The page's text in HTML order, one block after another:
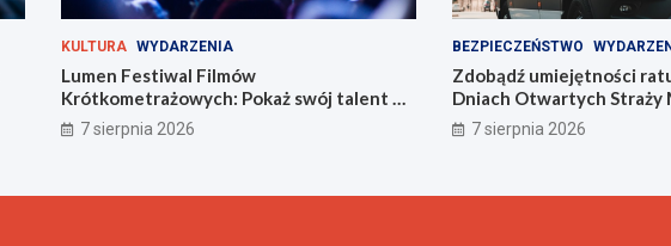
KULTURA WYDARZENIA
Lumen Festiwal Filmów
Krótkometrażowych: Pokaż swój talent w
Zabrzu!
7 sierpnia 2026
BEZPIECZEŃSTWO
Zdobądź umiejętności
Dniach Otwartych Straży
Zabrzu
7 sierpnia 2026